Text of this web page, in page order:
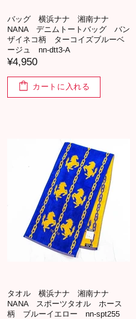
バッグ 横浜ナナ 湘南ナナ
NANA デニムトートバッグ バン
ザイネコ柄 ターコイズブルーベ
ージュ nn-dtt3-A
¥4,950
カートに入れる
タオル 横浜ナナ 湘南ナナ
NANA スポーツタオル ホース
柄 ブルーイエロー nn-spt255